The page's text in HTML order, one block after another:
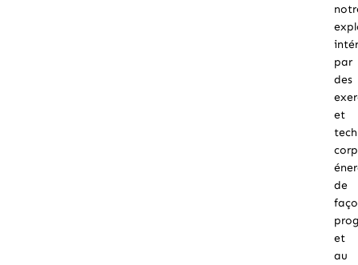
par
des
et
de
et
au